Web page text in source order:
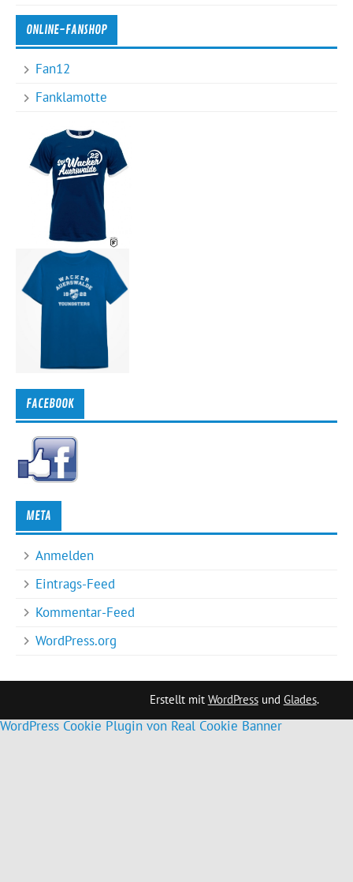
ONLINE-FANSHOP
Fan12
Fanklamotte
FACEBOOK
META
Anmelden
Eintrags-Feed
Kommentar-Feed
WordPress.org
Erstellt mit WordPressund Glades.
WordPress Cookie Plugin von Real Cookie Banner